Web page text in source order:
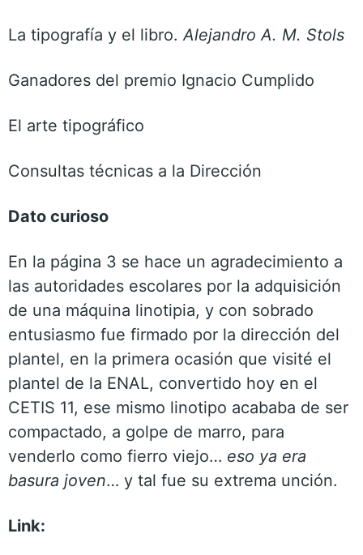
La tipografía y el libro.Alejandro A. M. Stols
Ganadores del premio Ignacio Cumplido
El arte tipográfico
Consultas técnicas a la Dirección
Dato curioso
En la página 3 se hace un agradecimiento a
las autoridades escolares por la adquisición
de una máquina linotipia, y con sobrado
entusiasmo fue firmado por la dirección del
plantel, en la primera ocasión que visité el
plantel de la ENAL, convertido hoy en el
CETIS 11, ese mismo linotipo acababa de ser
compactado, a golpe de marro, para
venderlo como fierro viejo… eso ya era
basura joven… y tal fue su extrema unción.
Link: